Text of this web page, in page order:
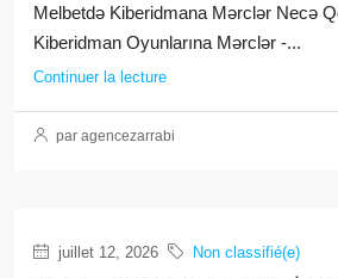
Melbetdə Kiberidmana Mərclər Necə
Kiberidman Oyunlarına Mərclər -...
Continuer la lecture
par agencezarrabi
juillet 12, 2026 Non classifié(e)